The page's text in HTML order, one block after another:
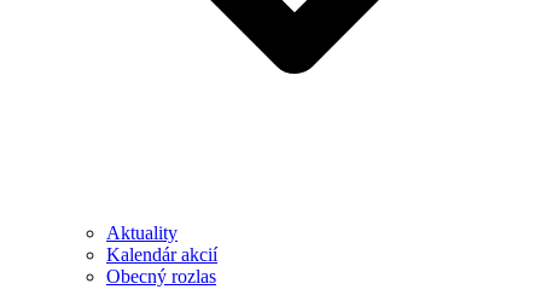
Aktuality
Kalendár akcií
Obecný rozlas